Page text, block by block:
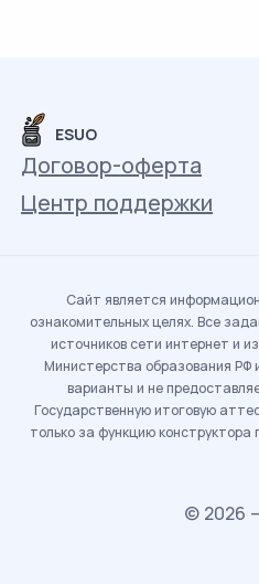
ESUO
Договор-оферта
Центр поддержки
Сайт является
ознакомительных целях. Все
источников сети интернет и
Министерства образования
варианты и не
Государственную итоговую
только за функцию конструктора
© 2026